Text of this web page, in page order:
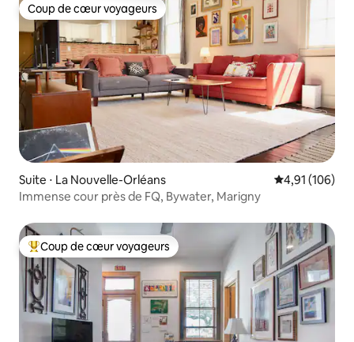
Coup de cœur voyageurs
Coup de cœur voyageurs
Suite ⋅ La Nouvelle-Orléans Évaluation
4,91 (106)
Immense cour près de FQ, Bywater, Marigny
Coups de cœur voyageurs les plus appréciés
Coup de cœur voyageurs